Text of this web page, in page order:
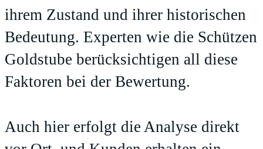
ihrem Zustand und ihrer historischen
Bedeutung. Experten wie die Schützen
Goldstube berücksichtigen all diese
Faktoren bei der Bewertung.
Auch hier erfolgt die Analyse direkt